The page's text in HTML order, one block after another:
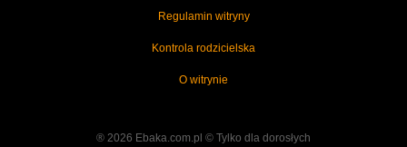
Regulamin witryny
Kontrola rodzicielska
O witrynie
® 2026 Ebaka.com.pl ©️ Tylko dla dorosłych